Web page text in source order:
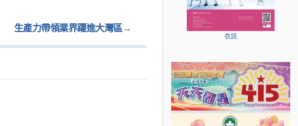
→
生產力帶領業界躍進大灣區
衣訊